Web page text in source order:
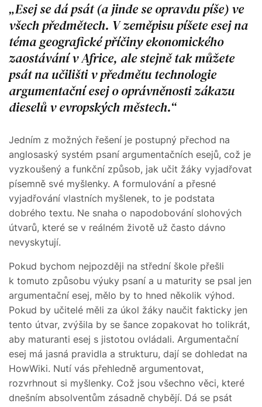
Esej se dá psát (a jinde se opravdu píše) ve
všech předmětech. V zeměpisu píšete esej na
téma geografické příčiny ekonomického
zaostávání v Africe, ale stejně tak můžete
psát na učilišti v předmětu technologie
argumentační esej o oprávněnosti zákazu
dieselů v evropských městech.
Jedním z možných řešení je postupný přechod na
anglosaský systém psaní argumentačních esejů, což je
vyzkoušený a funkční způsob, jak učit žáky vyjadřovat
písemně své myšlenky. A formulování a přesné
vyjadřování vlastních myšlenek, to je podstata
dobrého textu. Ne snaha o napodobování slohových
útvarů, které se v reálném životě už často dávno
nevyskytují.
Pokud bychom nejpozději na střední škole přešli
k tomuto způsobu výuky psaní a u maturity se psal jen
argumentační esej, mělo by to hned několik výhod.
Pokud by učitelé měli za úkol žáky naučit fakticky jen
tento útvar, zvýšila by se šance zopakovat ho tolikrát,
aby maturanti esej s jistotou ovládali. Argumentační
esej má jasná pravidla a strukturu, dají se dohledat na
HowWiki. Nutí vás přehledně argumentovat,
rozvrhnout si myšlenky. Což jsou všechno věci, které
dnešním absolventům zásadně chybějí. Dá se psát